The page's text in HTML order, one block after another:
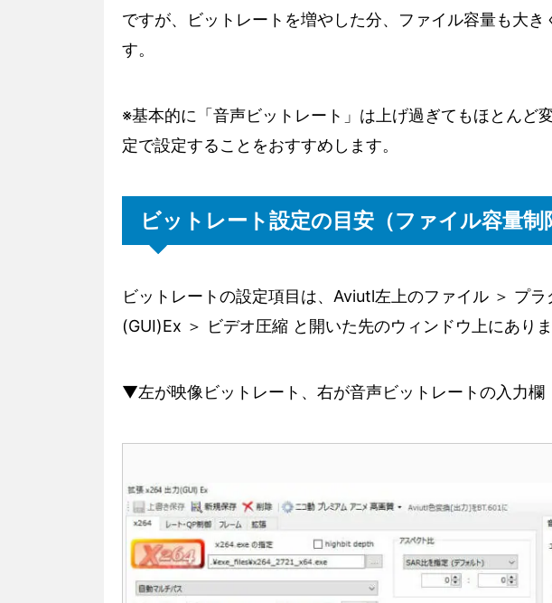
ですが、ビットレートを増やした分、ファイル容量も大
す。
※基本的に「音声ビットレート」は上げ過ぎてもほとんど
定で設定することをおすすめします。
ビットレート設定の目安（ファイル容量制
ビットレートの設定項目は、Aviutl左上のファイル ＞ プ
(GUI)Ex ＞ ビデオ圧縮 と開いた先のウィンドウ上にあり
▼左が映像ビットレート、右が音声ビットレートの入力欄